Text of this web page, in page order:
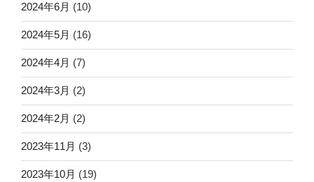
2024年6月 (10)
2024年5月 (16)
2024年4月 (7)
2024年3月 (2)
2024年2月 (2)
2023年11月 (3)
2023年10月 (19)